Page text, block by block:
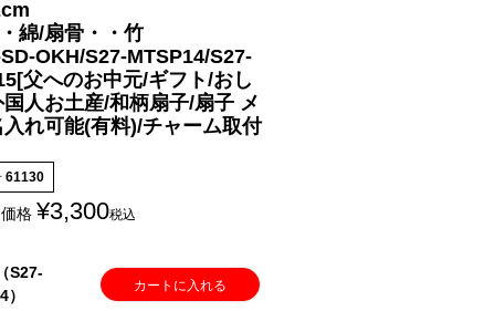
綿/扇骨・・竹
OKH/S27-MTSP14/S27-
父へのお中元/ギフト/おし
国人お土産/和柄扇子/扇子 メ
入れ可能(有料)/チャーム取付
61130
格 ¥3,300税込
S27-
カートに入れる